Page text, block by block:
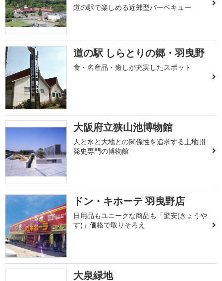
道の駅で楽しめる近郊型バーベキュー
道の駅 しらとりの郷・羽曳野
食・名産品・癒しが充実したスポット
大阪府立狭山池博物館
人と水と大地との関係性を追求する土地開
発史専門の博物館
ドン・キホーテ 羽曳野店
日用品もユニークな商品も「驚安(きょうや
す)」価格で取りそろえ
大泉緑地